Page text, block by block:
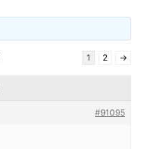
1 2 →
#91095